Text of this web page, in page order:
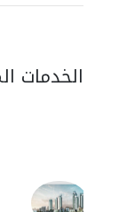
الخدمات